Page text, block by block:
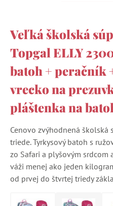
Veľká školská
Topgal ELLY
batoh + peračník
vrecko na
pláštenka na
Cenovo zvýhodnená školská
triede. Tyrkysový batoh s
zo Safari a plyšovým srdcom
váži menej ako jeden
od prvej do štvrtej triedy